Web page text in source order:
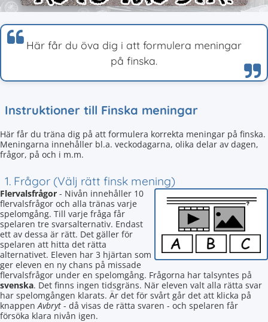
Här får du öva dig i att formulera meningar
på finska.
Instruktioner till Finska meningar
Här får du träna dig på att formulera korrekta meningar på finska.
Meningarna innehåller bl.a. veckodagarna, olika delar av dagen,
frågor, på och i m.m.
1. Frågor (Välj rätt finsk mening)
Flervalsfrågor - Nivån innehåller 10
flervalsfrågor och alla tränas varje
spelomgång. Till varje fråga får
spelaren tre svarsalternativ. Endast
ett av dessa är rätt. Det gäller för
spelaren att hitta det rätta
alternativet. Eleven har 3 hjärtan som
ger eleven en ny chans på missade
flervalsfrågor under en spelomgång. Frågorna har talsyntes på
svenska. Det finns ingen tidsgräns. När eleven valt alla rätta svar
har spelomgången klarats. Är det för svårt går det att klicka på
knappenAvbryt - då visas de rätta svaren - och spelaren får
försöka klara nivån igen.